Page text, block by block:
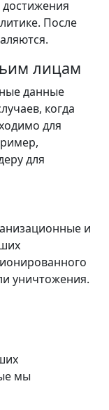
После
лицам
данные
когда
для
для
и
уничтожения.
мы